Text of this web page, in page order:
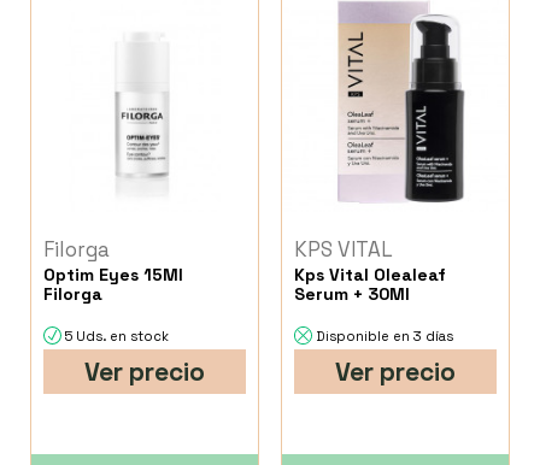
Filorga
Optim Eyes 15Ml
Filorga
5 Uds. en stock
Ver precio
KPS VITAL
Kps Vital Olealeaf
Serum + 30Ml
Disponible en 3 días
Ver precio